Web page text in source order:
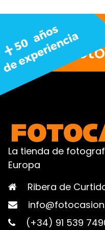
Nos
La tienda de
Europa
Ribera de
(+34) 91 539